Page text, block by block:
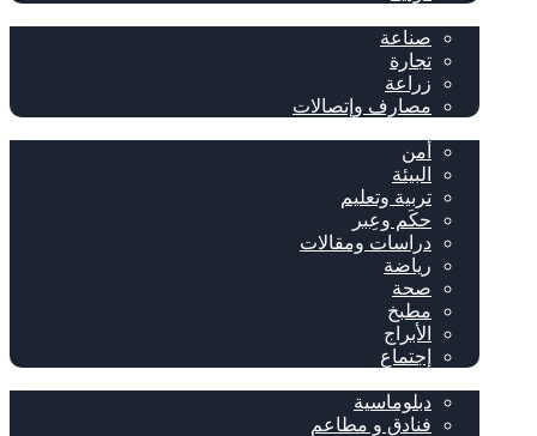
صناعة
تجارة
زراعة
مصارف وإتصالات
أمن
البيئة
تربية وتعليم
حكَم وعِبر
دراسات ومقالات
رياضة
صحة
مطبخ
الأبراج
إجتماع
دبلوماسية
فنادق و مطاعم